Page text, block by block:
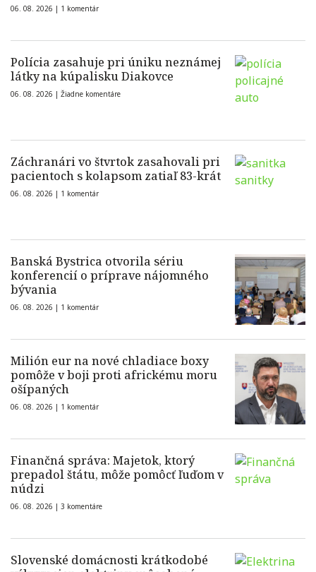
06. 08. 2026 | 1 komentár
Polícia zasahuje pri úniku neznámej
látky na kúpalisku Diakovce
06. 08. 2026 | Žiadne komentáre
Záchranári vo štvrtok zasahovali pri
pacientoch s kolapsom zatiaľ 83-krát
06. 08. 2026 | 1 komentár
Banská Bystrica otvorila sériu
konferencií o príprave nájomného
bývania
06. 08. 2026 | 1 komentár
Milión eur na nové chladiace boxy
pomôže v boji proti africkému moru
ošípaných
06. 08. 2026 | 1 komentár
Finančná správa: Majetok, ktorý
prepadol štátu, môže pomôcť ľuďom v
núdzi
06. 08. 2026 | 3 komentáre
Slovenské domácnosti krátkodobé